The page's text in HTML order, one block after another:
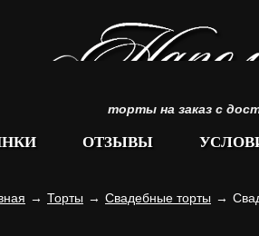
торты на заказ с
ОТЗЫВЫ
→ Торты → Свадебные торты →